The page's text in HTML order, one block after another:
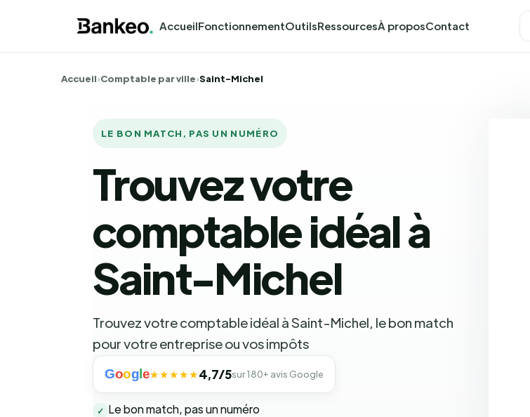
AccueilFonctionnementOutilsRessourcesÀ proposContact
Accueil›Comptable par ville›Saint-Michel
LE BON MATCH, PAS UN NUMÉRO
Trouvez votre
comptable idéal à
Saint-Michel
Trouvez votre comptable idéal à Saint-Michel, le bon match
pour votre entreprise ou vos impôts
Goog e★★★★★4,7/5sur 180+ avis Google
✓ Le bon match, pas un numéro